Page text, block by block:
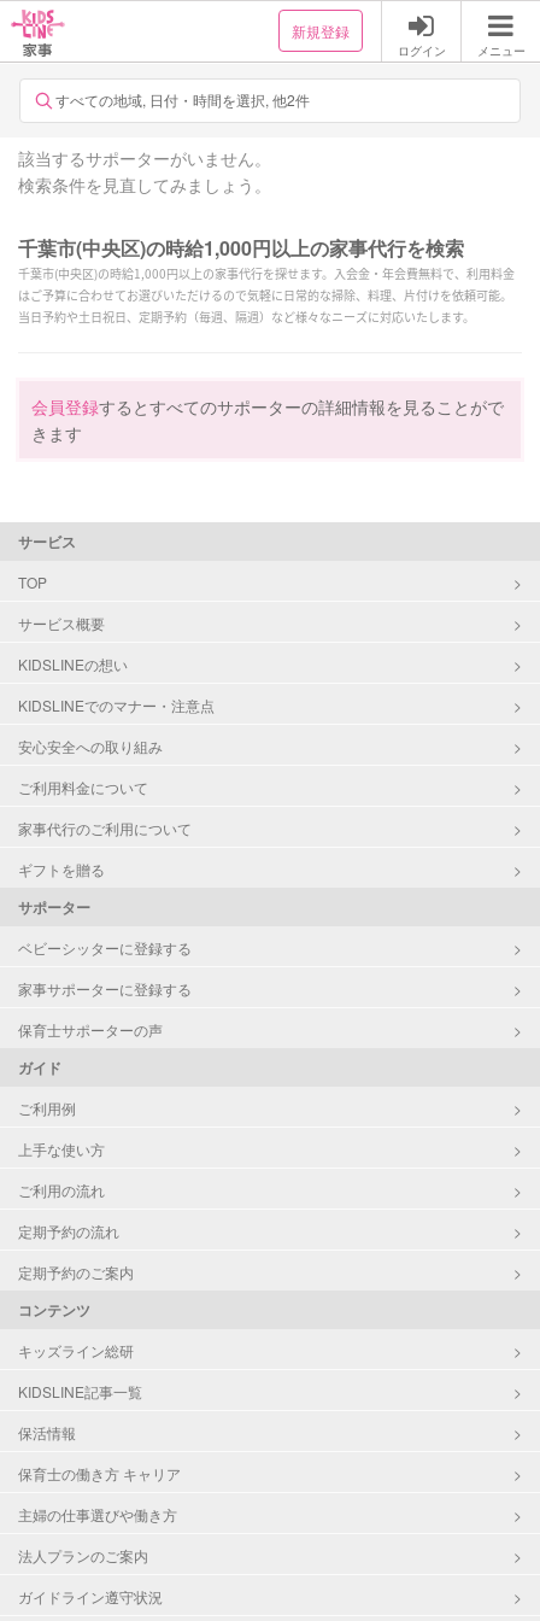
新規登録
ログイン メニュー
すべての地域, 日付・時間を選択, 他2件
該当するサポーターがいません。
検索条件を見直してみましょう。
千葉市(中央区)の時給1,000円以上の家事代行を検索
千葉市(中央区)の時給1,000円以上の家事代行を探せます。入会金・年会費無料で、利用料金
はご予算に合わせてお選びいただけるので気軽に日常的な掃除、料理、片付けを依頼可能。
当日予約や土日祝日、定期予約（毎週、隔週）など様々なニーズに対応いたします。
会員登録するとすべてのサポーターの詳細情報を見ることがで
きます
サービス
TOP
サービス概要
KIDSLINEの想い
KIDSLINEでのマナー・注意点
安心安全への取り組み
ご利用料金について
家事代行のご利用について
ギフトを贈る
サポーター
ベビーシッターに登録する
家事サポーターに登録する
保育士サポーターの声
ガイド
ご利用例
上手な使い方
ご利用の流れ
定期予約の流れ
定期予約のご案内
コンテンツ
キッズライン総研
KIDSLINE記事一覧
保活情報
保育士の働き方 キャリア
主婦の仕事選びや働き方
法人プランのご案内
ガイドライン遵守状況